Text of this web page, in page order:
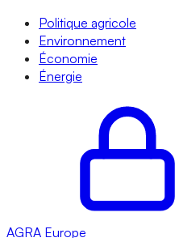
Politique agricole
Environnement
Économie
Énergie
AGRA Europe